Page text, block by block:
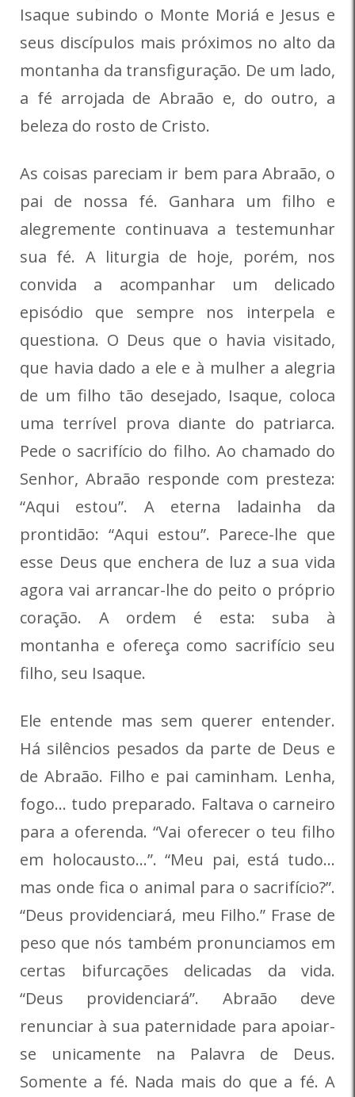
Isaque subindo o Monte Moriá e Jesus e
seus discípulos mais próximos no alto da
montanha da transfiguração. De um lado,
a fé arrojada de Abraão e, do outro, a
beleza do rosto de Cristo.
As coisas pareciam ir bem para Abraão, o
pai de nossa fé. Ganhara um filho e
alegremente continuava a testemunhar
sua fé. A liturgia de hoje, porém, nos
convida a acompanhar um delicado
episódio que sempre nos interpela e
questiona. O Deus que o havia visitado,
que havia dado a ele e à mulher a alegria
de um filho tão desejado, Isaque, coloca
uma terrível prova diante do patriarca.
Pede o sacrifício do filho. Ao chamado do
Senhor, Abraão responde com presteza:
“Aqui estou”. A eterna ladainha da
prontidão: “Aqui estou”. Parece-lhe que
esse Deus que enchera de luz a sua vida
agora vai arrancar-lhe do peito o próprio
coração. A ordem é esta: suba à
montanha e ofereça como sacrifício seu
filho, seu Isaque.
Ele entende mas sem querer entender.
Há silêncios pesados da parte de Deus e
de Abraão. Filho e pai caminham. Lenha,
fogo… tudo preparado. Faltava o carneiro
para a oferenda. “Vai oferecer o teu filho
em holocausto…”. “Meu pai, está tudo…
mas onde fica o animal para o sacrifício?”.
“Deus providenciará, meu Filho.” Frase de
peso que nós também pronunciamos em
certas bifurcações delicadas da vida.
“Deus providenciará”. Abraão deve
renunciar à sua paternidade para apoiar-
se unicamente na Palavra de Deus.
Somente a fé. Nada mais do que a fé. A